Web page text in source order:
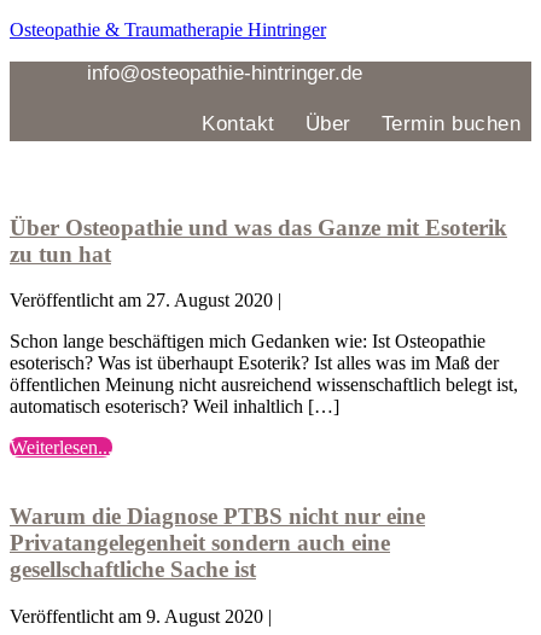
Zum
Osteopathie & Traumatherapie Hintringer
info@osteopathie-hintringer.de
Kontakt Über Termin buchen
und
was
das
mit
Esoterik
zu
tun
hat
Über Osteopathie und was das Ganze mit Esoterik
zu tun hat
Veröffentlicht am 27. August 2020 |
Schon lange beschäftigen mich Gedanken wie: Ist Osteopathie
esoterisch? Was ist überhaupt Esoterik? Ist alles was im Maß der
öffentlichen Meinung nicht ausreichend wissenschaftlich belegt ist,
automatisch esoterisch? Weil inhaltlich […]
Weiterlesen...Über
was
das
Ganze
mit
zu
Diagnose
PTBS
nicht
nur
Privatangelegenheit
Warum die Diagnose PTBS nicht nur eine
Privatangelegenheit sondern auch eine
gesellschaftliche Sache ist
Veröffentlicht am 9. August 2020 |